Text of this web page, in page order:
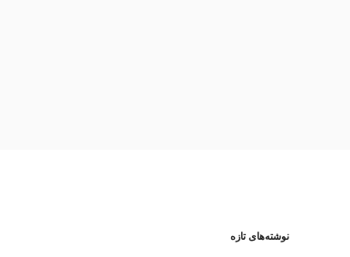
نوشته‌های تازه